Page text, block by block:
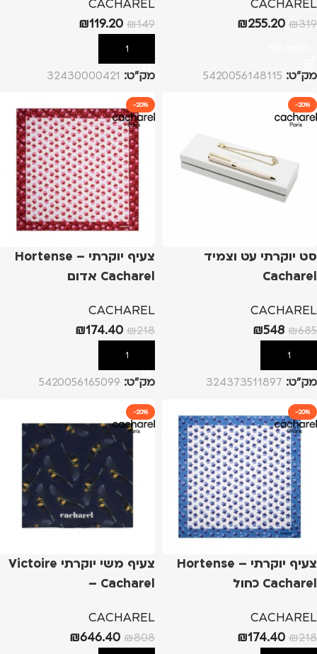
CACHAREL
₪319
₪255.20
מק”ט: 5420056148115
CACHAREL
₪149
₪119.20
הוספה לסל
מק”ט: 32430000421
-20%
סט יוקרתי עט וצמיד
Cacharel
CACHAREL
₪685
₪548
הוספה לסל
מק”ט: 324373511897
-20%
צעיף יוקרתי Hortense –
Cacharel אדום
CACHAREL
₪218
₪174.40
הוספה לסל
מק”ט: 5420056165099
-20%
צעיף יוקרתי Hortense –
Cacharel כחול
CACHAREL
₪218
₪174.40
-20%
צעיף משי יוקרתי Victoire
– Cacharel
CACHAREL
₪808
₪646.40